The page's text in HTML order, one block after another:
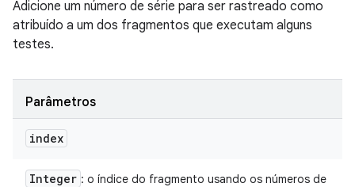
Adicione um número de série para ser rastreado como
atribuído a um dos fragmentos que executam alguns
testes.
Parâmetros
index
Integer : o índice do fragmento usando os números de